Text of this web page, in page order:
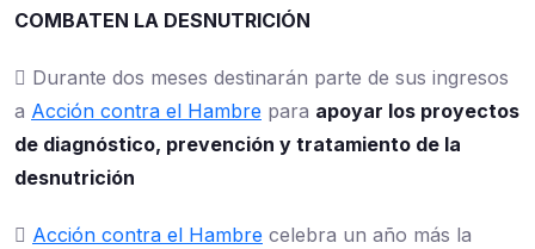
COMBATEN LA DESNUTRICIÓN
 Durante dos meses destinarán parte de sus ingresos
a Acción contra el Hambre para apoyar los proyectos
de diagnóstico, prevención y tratamiento de la
desnutrición
 Acción contra el Hambre celebra un año más la